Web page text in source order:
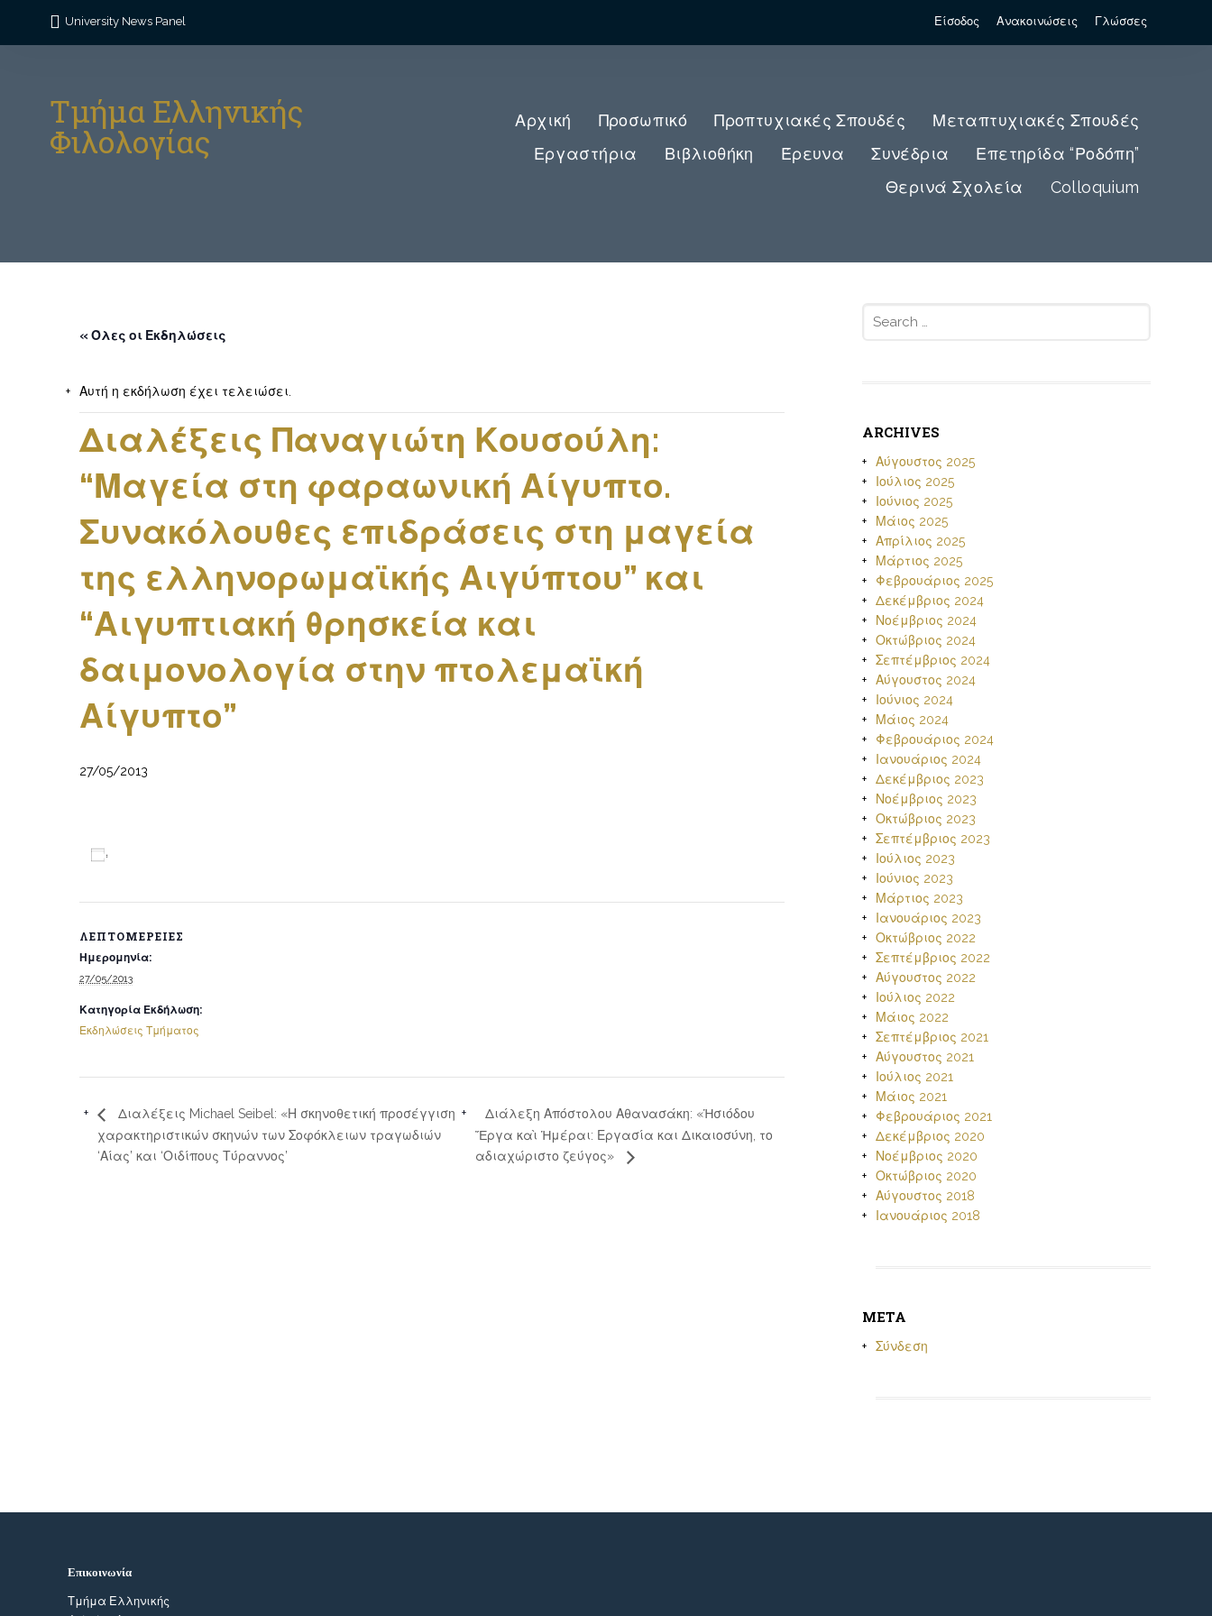
University News Panel Είσοδος Ανακοινώσεις Γλώσσες
Τμήμα Ελληνικής
Φιλολογίας
Αρχική Προσωπικό Προπτυχιακές Σπουδές
Μεταπτυχιακές Σπουδές
Εργαστήρια
Βιβλιοθήκη Έρευνα Συνέδρια
Επετηρίδα “Ροδόπη”
Θερινά Σχολεία
Colloquium
« Όλες οι Εκδηλώσεις
Αυτή η εκδήλωση έχει τελειώσει.
Διαλέξεις Παναγιώτη Κουσούλη:
“Μαγεία στη φαραωνική Αίγυπτο.
Συνακόλουθες επιδράσεις στη μαγεία
της ελληνορωμαϊκής Αιγύπτου” και
“Αιγυπτιακή θρησκεία και
δαιμονολογία στην πτολεμαϊκή
Αίγυπτο”
27/05/2013
ΛΕΠΤΟΜΈΡΕΙΕΣ
Ημερομηνία:
27/05/2013
Κατηγορία Εκδήλωση:
Εκδηλώσεις Τμήματος
Διαλέξεις Michael Seibel: «Η σκηνοθετική προσέγγιση
χαρακτηριστικών σκηνών των Σοφόκλειων τραγωδιών
‘Αίας’ και ‘Οιδίπους Τύραννος’
Διάλεξη Απόστολου Αθανασάκη: «Ἡσιόδου
Ἔργα καὶ Ἡμέραι: Εργασία και Δικαιοσύνη, το
αδιαχώριστο ζεύγος»
ARCHIVES
Αύγουστος 2025
Ιούλιος 2025
Ιούνιος 2025
Μάιος 2025
Απρίλιος 2025
Μάρτιος 2025
Φεβρουάριος 2025
Δεκέμβριος 2024
Νοέμβριος 2024
Οκτώβριος 2024
Σεπτέμβριος 2024
Αύγουστος 2024
Ιούνιος 2024
Μάιος 2024
Φεβρουάριος 2024
Ιανουάριος 2024
Δεκέμβριος 2023
Νοέμβριος 2023
Οκτώβριος 2023
Σεπτέμβριος 2023
Ιούλιος 2023
Ιούνιος 2023
Μάρτιος 2023
Ιανουάριος 2023
Οκτώβριος 2022
Σεπτέμβριος 2022
Αύγουστος 2022
Ιούλιος 2022
Μάιος 2022
Σεπτέμβριος 2021
Αύγουστος 2021
Ιούλιος 2021
Μάιος 2021
Φεβρουάριος 2021
Δεκέμβριος 2020
Νοέμβριος 2020
Οκτώβριος 2020
Αύγουστος 2018
Ιανουάριος 2018
META
Σύνδεση
Επικοινωνία
Τμήμα Ελληνικής